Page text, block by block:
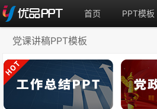
首页 PPT模板
党课讲稿PPT模板